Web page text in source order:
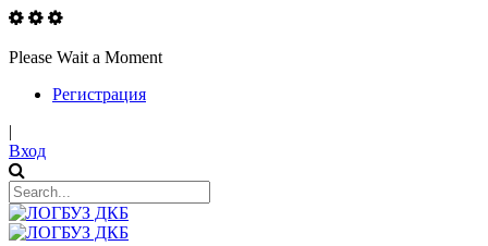
Please Wait a Moment
Регистрация
|
Вход